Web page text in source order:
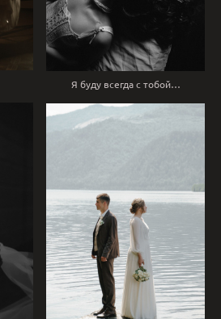
Я буду всегда с тобой…